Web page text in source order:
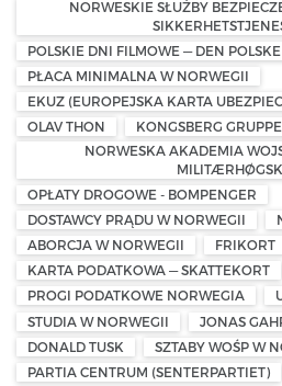
NORWESKIE SŁUŻBY
POLSKIE DNI FILMOWE — DEN
PŁACA MINIMALNA W NORWEGII
EKUZ (EUROPEJSKA KARTA
OLAV THON
KONGSBERG
NORWESKA AKADEMIA
OPŁATY DROGOWE - BOMPENGER
DOSTAWCY PRĄDU W NORWEGII
ABORCJA W NORWEGII
FRIKORT
KARTA PODATKOWA — SKATTEKORT
PROGI PODATKOWE NORWEGIA
STUDIA W NORWEGII
JONAS
DONALD TUSK
SZTABY WOŚP W
PARTIA CENTRUM (SENTERPARTIET)